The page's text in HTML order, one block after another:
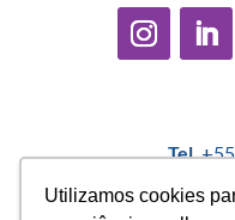
Utilizamos cookies
Utilizamos cookies
Tel.+55